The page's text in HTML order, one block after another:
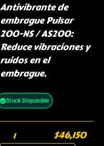
Antivibrante de
embrague Pulsar
200-NS / AS200:
Reduce vibraciones y
ruidos en el
embrague.
Stock Disponible
$46,150